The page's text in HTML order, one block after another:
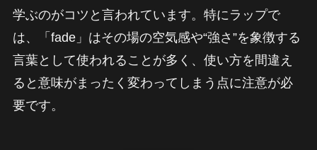
学ぶのがコツと言われています。特にラップで
は、「fade」はその場の空気感や“強さ”を象徴する
言葉として使われることが多く、使い方を間違え
ると意味がまったく変わってしまう点に注意が必
要です。